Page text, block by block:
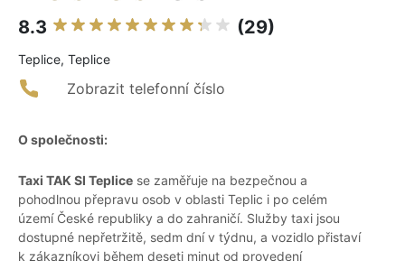
8.3 (29)
Teplice, Teplice
Zobrazit telefonní číslo
O společnosti:
Taxi TAK SI Teplice se zaměřuje na bezpečnou a
pohodlnou přepravu osob v oblasti Teplic i po celém
území České republiky a do zahraničí. Služby taxi jsou
dostupné nepřetržitě, sedm dní v týdnu, a vozidlo přistaví
k zákazníkovi během deseti minut od provedení